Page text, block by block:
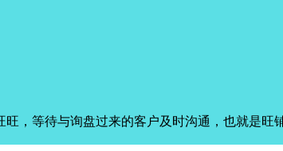
，等待与询盘过来的客户及时沟通，也就是旺